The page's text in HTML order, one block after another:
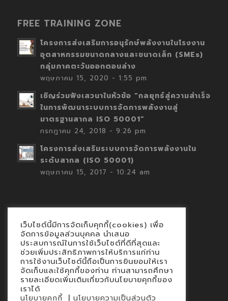
FREE TRAINING ZONE
โครงการส่งเสริมการอนุรักษ์พลังงานในโรงงาน
อุตสาหกรรมขนาดกลางและขนาดเล็ก (SMEs)
กลุ่มภาคตะวันออกตอนล่าง
พฤษภาคม 15, 2020 - 1:55 pm
เชิญร่วมฟังเสวนาในหัวข้อ “กลยุทธ์สู่ความสำเร็จ
ในการพัฒนาระบบการจัดการพลังงานสู่
มาตรฐานสากล ISO 50001”
กรกฎาคม 24, 2018 - 9:26 pm
โครงการส่งเสริมระบบการจัดการพลังงานใน
ระดับสากล (ISO 50001)
พฤษภาคม 15, 2017 - 10:24 am
Contact
นโยบายคุกกี้
นโยบายข้อมูลส่วนบุคคล
เว็บไซต์นี้มีการจัดเก็บคุกกี้(cookies) เพื่อ
จัดการข้อมูลส่วนบุคคล นำเสนอ
ประสบการณ์ในการใช้เว็บไซต์ที่ดีที่สุดและ
ช่วยเพิ่มประสิทธิภาพการให้บริการแก่ท่าน
การใช้งานเว็บไซต์นี้ถือเป็นการยินยอมให้เรา
จัดเก็บและใช้คุกกี้ของท่าน ท่านสามารถศึกษา
รายละเอียดเพิ่มเติมเกี่ยวกับนโยบายคุกกี้ของ
เราได้
นโยบายคุกกี้ | นโยบายความเป็นส่วนตัว